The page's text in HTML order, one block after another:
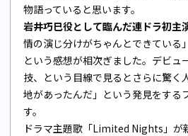
物語っていると思います。
岩井巧巳役として臨んだ連ドラ初主
情の演じ分けがちゃんとできている
という感想が相次ぎました。デビュ
技、という目線で見るとさらに驚く
地があったんだ」という発見をする
す。
ドラマ主題歌「Limited Nights」が